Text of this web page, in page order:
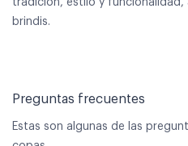
brindis.
Preguntas frecuentes
Estas son algunas de las